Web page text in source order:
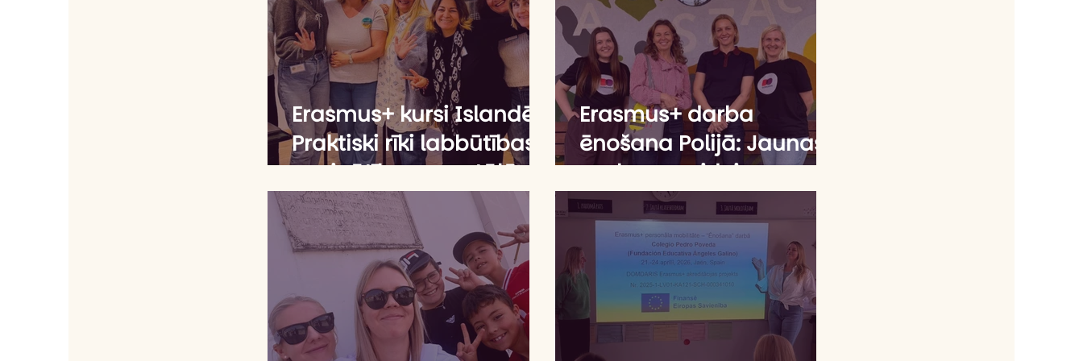
Erasmus+ kursi Islandē:
Praktiski rīki labbūtības,
apzinātības, mentālās
veselības un
emocionālās noturības
veicināšanai izglītībā
Erasmus+ darba
ēnošana Polijā: Jaunas
prakses un idejas
sadarbībā ar izglītības
speciālistiem